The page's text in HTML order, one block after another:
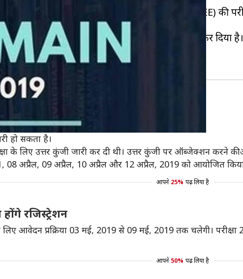
एजेंसी (NTA) द्वारा आयोजित ज्वाइंट एंट्रेंस एग्जाम (JEE) की
हो गया है।
का रिजल्ट आज यानी 29 अप्रैल, 2019 को जारी कर दिया है।
जारी किया है।
रिजल्ट
2 का रिजल्ट आज जारी नहीं किया गया है।
हो सकता है।
के लिए उत्तर कुंजी जारी कर दी थी। उत्तर कुंजी पर ऑब्जेक्शन करने की
अप्रैल, 09 अप्रैल, 10 अप्रैल और 12 अप्रैल, 2019 को आयोजित किया
आपने 25% पढ़ लिया है
रजिस्ट्रेशन
आवेदन प्रक्रिया 03 मई, 2019 से 09 मई, 2019 तक चलेगी।
आपने 50% पढ़ लिया है